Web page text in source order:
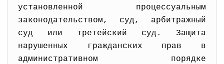
установленной процессуальным
законодательством, суд, арбитражный
суд или третейский суд. Защита
нарушенных гражданских прав в
административном порядке